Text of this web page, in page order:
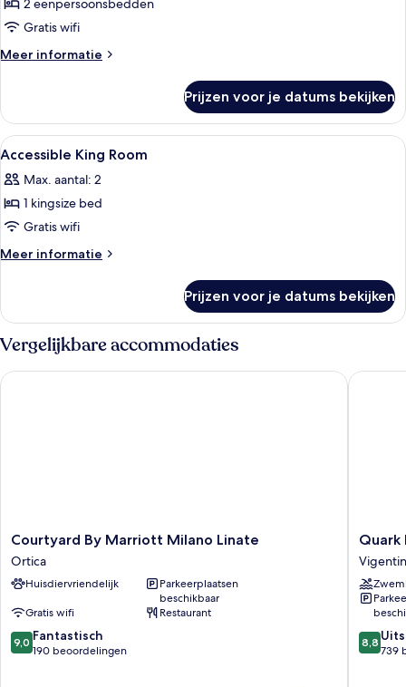
2
eenpersoonsbedden,
toegankelijk
laden
Gratis wifi
Meer informatie
Meer
suite,
eenpersoonsbedden,
voor
mindervaliden
Prijzen voor je datums bekijken
Alle
foto's
voor
Accessible
King
Room
Hotelkamer met een bed,
4
Accessible King Room
Max. aantal: 2
1 kingsize bed
Gratis wifi
Meer informatie
Meer
King
Prijzen voor je datums bekijken
Vergelijkbare accommodaties
Courtyard
By
Marriott
Milano
Ortica
Courtyard By Marriott Milano Linate
Ortica
Huisdiervriendelijk
Parkeerplaatsen
beschikbaar
Gratis wifi
Restaurant
9.0
van
9,0 Fantastisch
190 beoordelingen
Courtyard By Marriott Milano Linate
Quark
Hotel
Milano
Quark
8.8
van
8,8
739
Quark